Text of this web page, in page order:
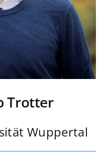
Trotter
Wuppertal